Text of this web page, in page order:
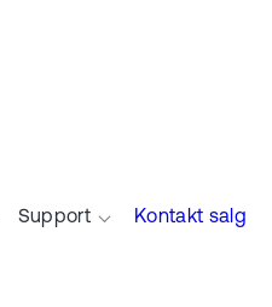
Support Kontakt salg